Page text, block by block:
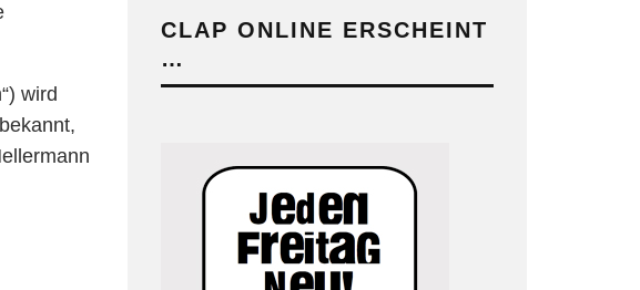
wird
CLAP ONLINE ERSCHEINT
…